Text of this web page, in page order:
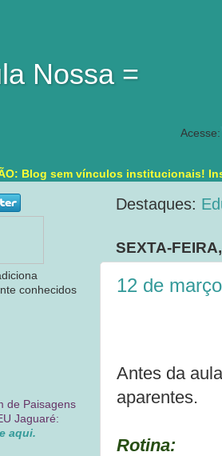
Nossa =
Acesse:
Blog sem vínculos institucionais!
Destaques:
SEXTA-
12 de
Antes da
aparentes.
Rotina:
conhecidos
de Paisagens
Jaguaré:
aqui.